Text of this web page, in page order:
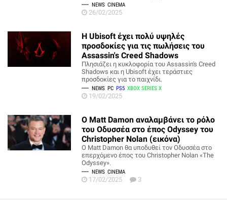
NEWS CINEMA
26/02/2025
Η Ubisoft έχει πολύ υψηλές
προσδοκίες για τις πωλήσεις του
Assassin's Creed Shadows
Πλησιάζει η κυκλοφορία του Assassin's Creed
Shadows και η Ubisoft έχει τεράστιες
προσδοκίες για το παιχνίδι.
NEWS PC PS5 XBOX SERIES X
19/02/2025
Ο Matt Damon αναλαμβάνει το ρόλο
του Οδυσσέα στο έπος Odyssey του
Christopher Nolan (εικόνα)
Ο Matt Damon θα υποδυθεί τον Οδυσσέα στο
επερχόμενο έπος του Christopher Nolan «The
Odyssey».
NEWS CINEMA
17/02/2025 3